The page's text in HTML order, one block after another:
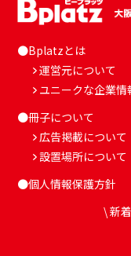
●Bplatzとは
運営元について
ユニークな企業
●冊子について
広告掲載について
設置場所について
●個人情報保護方針
\ 新